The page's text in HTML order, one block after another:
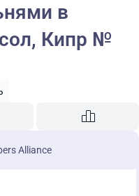
в
Кипр №
Alliance